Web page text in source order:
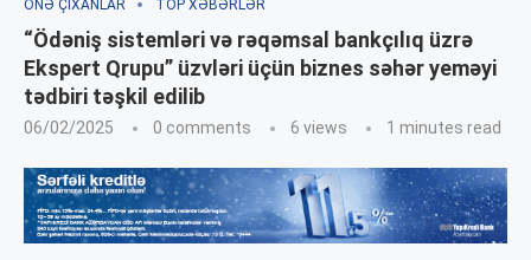
ÖNƏ ÇIXANLAR
TOP XƏBƏRLƏR
“Ödəniş sistemləri və rəqəmsal bankçılıq üzrə
Ekspert Qrupu” üzvləri üçün biznes səhər yeməyi
tədbiri təşkil edilib
06/02/2025 0 comments 6 views 1 minutes read